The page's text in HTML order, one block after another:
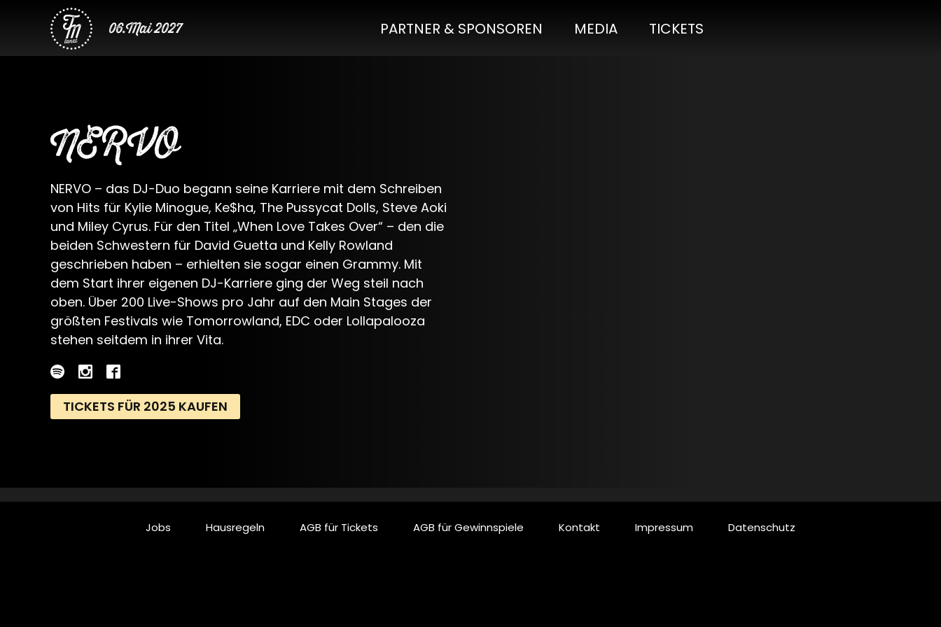
06.Mai 2027 PARTNER & SPONSOREN MEDIA TICKETS
NERVO
NERVO – das DJ-Duo begann seine Karriere mit dem Schreiben
von Hits für Kylie Minogue, Ke$ha, The Pussycat Dolls, Steve Aoki
und Miley Cyrus. Für den Titel „When Love Takes Over“ – den die
beiden Schwestern für David Guetta und Kelly Rowland
geschrieben haben – erhielten sie sogar einen Grammy. Mit
dem Start ihrer eigenen DJ-Karriere ging der Weg steil nach
oben. Über 200 Live-Shows pro Jahr auf den Main Stages der
größten Festivals wie Tomorrowland, EDC oder Lollapalooza
stehen seitdem in ihrer Vita.
TICKETS FÜR 2025 KAUFEN
Jobs Hausregeln AGB für Tickets AGB für Gewinnspiele Kontakt Impressum Datenschutz